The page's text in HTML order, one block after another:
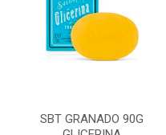
SBT GRANADO 90G